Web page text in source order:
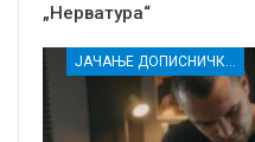
„Нерватура“
ЈАЧАЊЕ ДОПИСНИЧКЕ МРЕЖЕ НЕЗАВИСНИХ МЕДИЈА У РАСИНСКОМ ОКРУГУ